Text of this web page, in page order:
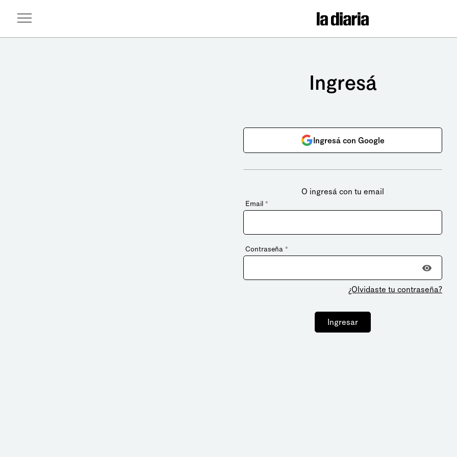
Ingresá
Ingresá con Google
O ingresá con tu email
Email *
Contraseña *
¿Olvidaste tu contraseña?
Ingresar